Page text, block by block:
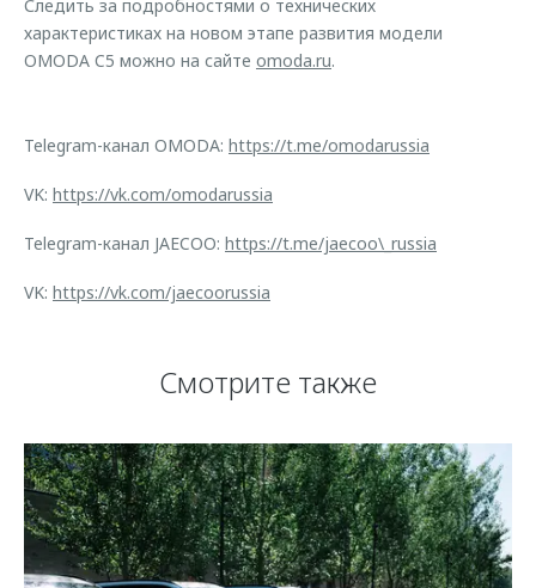
Следить за подробностями о технических
характеристиках на новом этапе развития модели
OMODA C5 можно на сайте omoda.ru.
Telegram-канал OMODA: https://t.me/omodarussia
VK: https://vk.com/omodarussia
Telegram-канал JAECOO: https://t.me/jaecoo\_russia
VK: https://vk.com/jaecoorussia
Смотрите также